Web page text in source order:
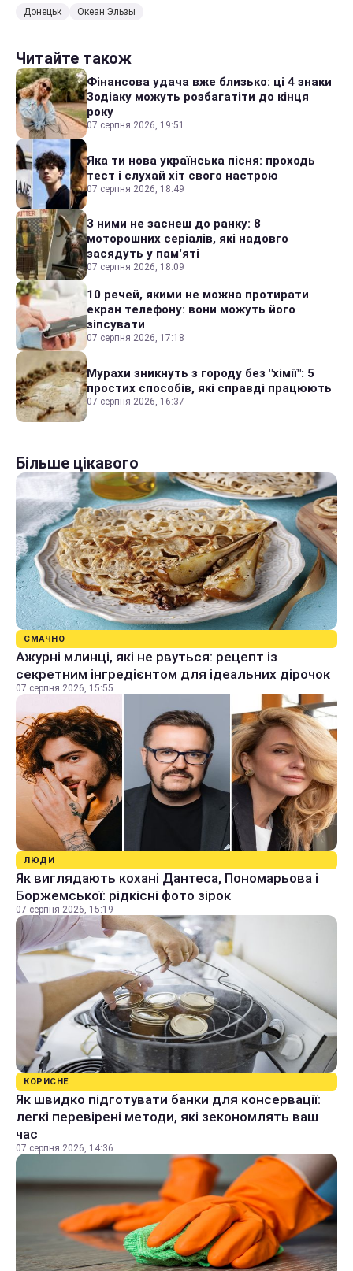
Донецьк Океан Эльзы
Читайте також
Фінансова удача вже близько: ці 4 знаки
Зодіаку можуть розбагатіти до кінця
року
07 серпня 2026, 19:51
Яка ти нова українська пісня: проходь
тест і слухай хіт свого настрою
07 серпня 2026, 18:49
З ними не заснеш до ранку: 8
моторошних серіалів, які надовго
засядуть у пам'яті
07 серпня 2026, 18:09
10 речей, якими не можна протирати
екран телефону: вони можуть його
зіпсувати
07 серпня 2026, 17:18
Мурахи зникнуть з городу без "хімії": 5
простих способів, які справді працюють
07 серпня 2026, 16:37
Більше цікавого
СМАЧНО
Ажурні млинці, які не рвуться: рецепт із
секретним інгредієнтом для ідеальних дірочок
07 серпня 2026, 15:55
ЛЮДИ
Як виглядають кохані Дантеса, Пономарьова і
Боржемської: рідкісні фото зірок
07 серпня 2026, 15:19
КОРИСНЕ
Як швидко підготувати банки для консервації:
легкі перевірені методи, які зекономлять ваш
час
07 серпня 2026, 14:36